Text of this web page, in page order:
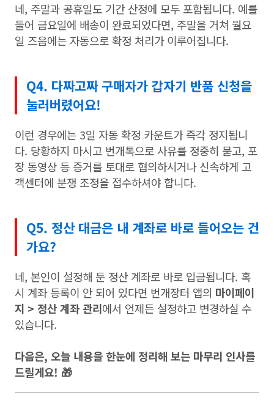
네, 주말과 공휴일도 기간 산정에 모두 포함됩니다. 예를
들어 금요일에 배송이 완료되었다면, 주말을 거쳐 월요
일 즈음에는 자동으로 확정 처리가 이루어집니다.
Q4. 다짜고짜 구매자가 갑자기 반품 신청을
눌러버렸어요!
이런 경우에는 3일 자동 확정 카운트가 즉각 정지됩니
다. 당황하지 마시고 번개톡으로 사유를 정중히 묻고, 포
장 동영상 등 증거를 토대로 협의하시거나 신속하게 고
객센터에 분쟁 조정을 접수하셔야 합니다.
Q5. 정산 대금은 내 계좌로 바로 들어오는 건
가요?
네, 본인이 설정해 둔 정산 계좌로 바로 입금됩니다. 혹
시 계좌 등록이 안 되어 있다면 번개장터 앱의 마이페이
지 > 정산 계좌 관리에서 언제든 설정하고 변경하실 수
있습니다.
다음은, 오늘 내용을 한눈에 정리해 보는 마무리 인사를
드릴게요! 🎁